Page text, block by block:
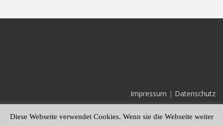
Impressum | Datenschutz
Diese Webseite verwendet Cookies. Wenn sie die Webseite weiter